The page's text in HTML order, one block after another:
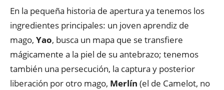
En la pequeña historia de apertura ya tenemos los
ingredientes principales: un joven aprendiz de
mago, Yao, busca un mapa que se transfiere
mágicamente a la piel de su antebrazo; tenemos
también una persecución, la captura y posterior
liberación por otro mago, Merlín (el de Camelot, no